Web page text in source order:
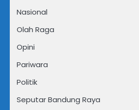
Nasional
Olah Raga
Opini
Pariwara
Politik
Seputar Bandung Raya